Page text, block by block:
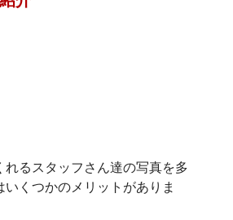
れるスタッフさん達の写真を多
いくつかのメリットがありま